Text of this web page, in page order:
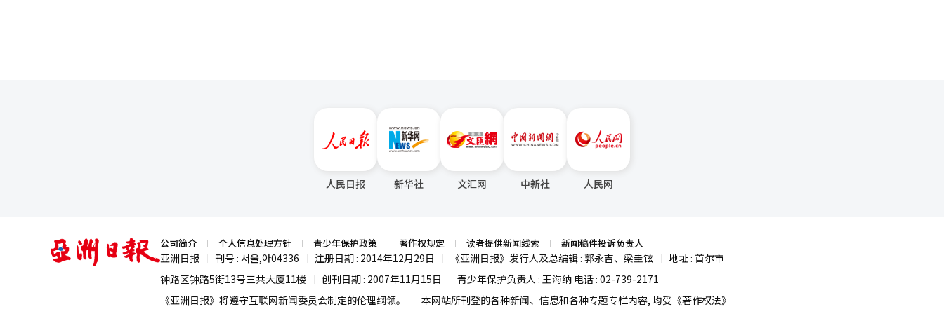
人民日报 新华社 文汇网 中新社 人民网
亚
洲
日
公司简介 个人信息处理方针 青少年保护政策 著作权规定 读者提供新闻线索 新闻稿件投诉负责人
亚洲日报 刊号 : 서울,아04336 注册日期 : 2014年12月29日 《亚洲日报》发行人及总编辑 : 郭永吉、梁圭铉
地址 : 首尔市
钟路区钟路5街13号三共大厦11楼
创刊日期 : 2007年11月15日
青少年保护负责人 : 王海纳 电话 : 02-739-2171
《亚洲日报》将遵守互联网新闻委员会制定的伦理纲领。
本网站所刊登的各种新闻、信息和各种专题专栏内容, 均受《著作权法》